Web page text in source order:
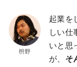
起業を
しい仕
いと思
が、 そ